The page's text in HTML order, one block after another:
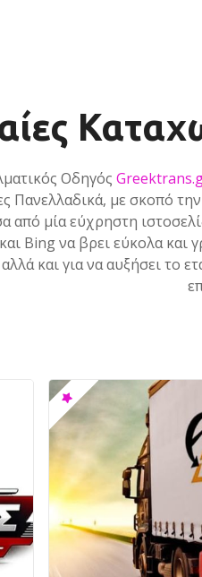
Οδηγός
Πανελλαδικά, με σκοπό
από μία εύχρηστη
Bing να βρει εύκολα και
αλλά και για να αυξήσει το